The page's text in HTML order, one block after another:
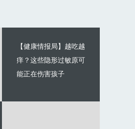
【健康情报局】越吃越
痒？这些隐形过敏原可
能正在伤害孩子